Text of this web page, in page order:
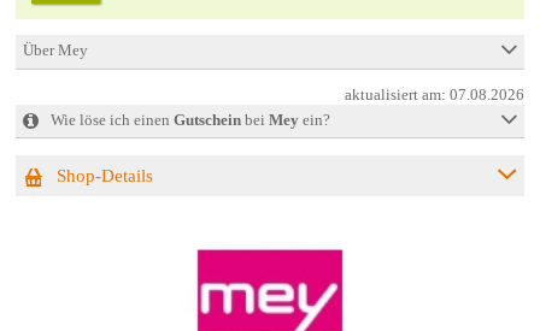
Über Mey
aktualisiert am:07.08.2026
Wie löse ich einen Gutscheinbei Meyein?
Shop-Details